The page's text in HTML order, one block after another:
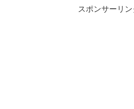
スポンサーリン